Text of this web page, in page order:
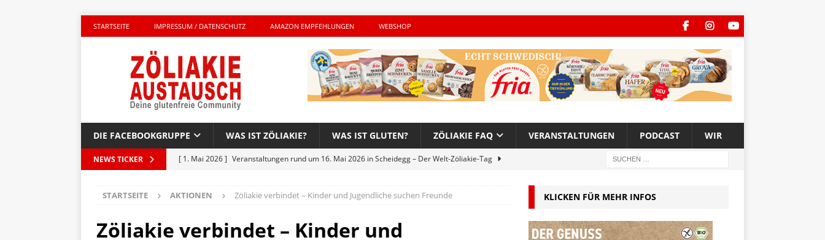
STARTSEITE IMPRESSUM / DATENSCHUTZ AMAZON EMPFEHLUNGEN WEBSHOP
DIE FACEBOOKGRUPPE WAS IST ZÖLIAKIE? WAS IST GLUTEN? ZÖLIAKIE FAQ VERANSTALTUNGEN PODCAST WIR
NEWS TICKER [ 1. Mai 2026 ] Veranstaltungen rund um 16. Mai 2026 in Scheidegg – Der Welt-Zöliakie-Tag
[ 27. April 2026 ] Komplett glutenfreie Woche bei Hans im Glück – Es geht auch 2026 weiter!
AKTIONEN
STARTSEITE AKTIONEN Zöliakie verbindet – Kinder und Jugendliche suchen Freunde
Zöliakie verbindet – Kinder und
KLICKEN FÜR MEHR INFOS